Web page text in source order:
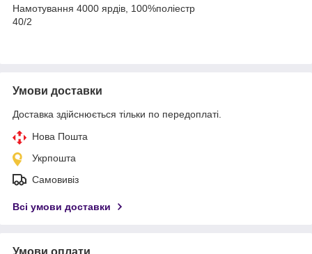
Намотування 4000 ярдів, 100%поліестр
40/2
Умови доставки
Доставка здійснюється тільки по передоплаті.
Нова Пошта
Укрпошта
Самовивіз
Всі умови доставки
Умови оплати